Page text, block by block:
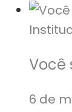
Você
6 de